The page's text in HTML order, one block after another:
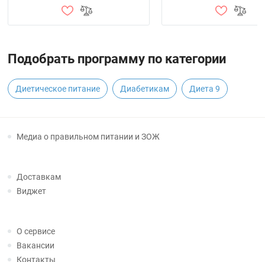
Подобрать программу по категории
Диетическое питание Диабетикам Диета 9
Медиа о правильном питании и ЗОЖ
Доставкам
Виджет
О сервисе
Вакансии
Контакты